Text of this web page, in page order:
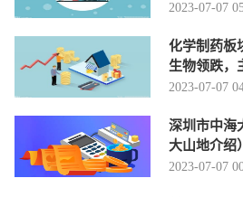
2023-07-07
化学制药板
生物领跌，
2023-07-07
深圳市中海
大山地介绍）
2023-07-07